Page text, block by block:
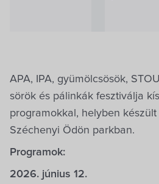
APA, IPA, gyümölcsösök,
sörök és pálinkák fesztiválja
programokkal, helyben
Széchenyi Ödön parkban.
Programok:
2026. június 12.